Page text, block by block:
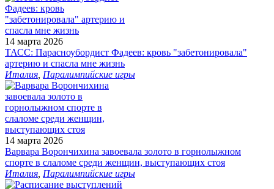
14 марта 2026
ТАСС: Парасноубордист Фадеев: кровь "забетонировала"
артерию и спасла мне жизнь
Италия Паралимпийские игры
14 марта 2026
Варвара Ворончихина завоевала золото в горнолыжном
спорте в слаломе среди женщин, выступающих стоя
Италия Паралимпийские игры